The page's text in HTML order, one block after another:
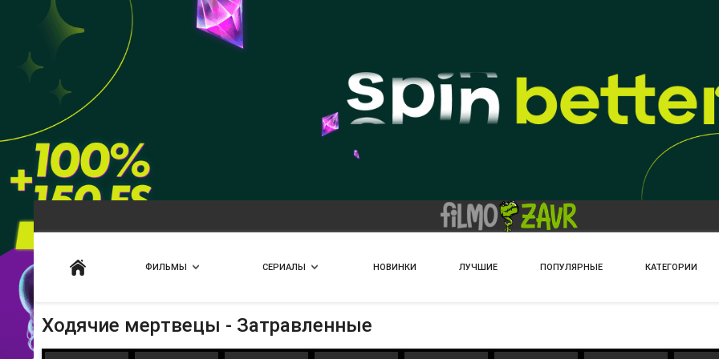
ФИЛЬМЫ СЕРИАЛЫ НОВИНКИ ЛУЧШИЕ ПОПУЛЯРНЫЕ КАТЕГОРИИ
Ходячие мертвецы - Затравленные